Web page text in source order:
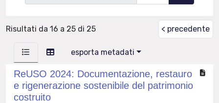
Risultati da 16 a 25 di 25 < precedente
esporta metadati
ReUSO 2024: Documentazione, restauro
e rigenerazione sostenibile del patrimonio
costruito